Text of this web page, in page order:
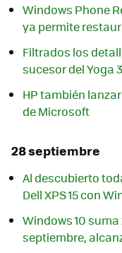
Windows Phone
ya permite
Filtrados los
sucesor del Yoga
HP también
de Microsoft
28 septiembre
Al descubierto
Dell XPS 15 con
Windows 10
septiembre,